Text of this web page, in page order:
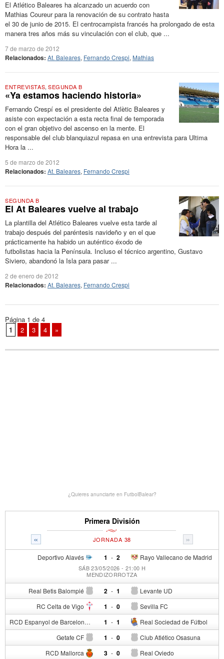
El Atlético Baleares ha alcanzado un acuerdo con
Mathias Coureur para la renovación de su contrato hasta
el 30 de junio de 2015. El centrocampista francés ha prolongado de esta
manera tres años más su vinculación con el club, que ...
7 de marzo de 2012
Relacionados: At. Baleares, Fernando Crespi, Mathias
ENTREVISTAS,SEGUNDA B
«Ya estamos haciendo historia»
Fernando Crespí es el presidente del Atlètic Baleares y
asiste con expectación a esta recta final de temporada
con el gran objetivo del ascenso en la mente. El
responsable del club blanquiazul repasa en una entrevista para Ultima
Hora la ...
5 de marzo de 2012
Relacionados: At. Baleares, Fernando Crespi
SEGUNDA B
El At Baleares vuelve al trabajo
La plantilla del Atlético Baleares vuelve esta tarde al
trabajo después del paréntesis navideño y en el que
prácticamente ha habido un auténtico éxodo de
futbolistas hacia la Península. Incluso el técnico argentino, Gustavo
Siviero, abandonó la Isla para pasar ...
2 de enero de 2012
Relacionados: At. Baleares, Fernando Crespi
Página 1 de 4
1
2 3 4 »
¿Quieres anunciarte en FutbolBalear?
Primera División
« »
JORNADA 38
Deportivo Alavés 1 - Rayo Vallecano de Madrid
2
SÁB 23/05/2026 - 21:00 H
MENDIZORROTZA
Real Betis Balompié 2 - Levante UD
1
RC Celta de Vigo 1 - Sevilla FC
0
RCD Espanyol de Barcelona 1 - Real Sociedad de Fútbol
1
Getafe CF 1 - Club Atlético Osasuna
0
RCD Mallorca 3 - Real Oviedo
0